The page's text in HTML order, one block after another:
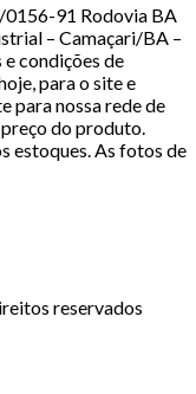
0156-91 Rodovia BA
– Camaçari/BA –
condições de
para o site e
para nossa rede de
do produto.
estoques. As fotos de
reservados